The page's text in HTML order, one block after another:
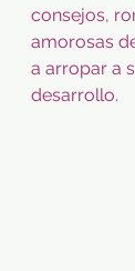
consejos,
amorosas
a arropar a
desarrollo.